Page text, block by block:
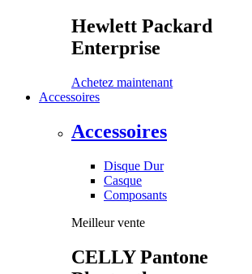
Hewlett Packard
Enterprise
Achetez maintenant
Accessoires
Accessoires
Disque Dur
Casque
Composants
Meilleur vente
CELLY Pantone